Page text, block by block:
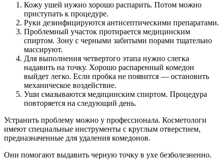
Кожу ушей нужно хорошо распарить. Потом можно
приступать к процедуре.
Руки дезинфицируются антисептическими препаратами.
Проблемный участок протирается медицинским
спиртом. Зону с черными забитыми порами тщательно
массируют.
Для выполнения четвертого этапа нужно слегка
надавить на точку. Хорошо распаренный комедон
выйдет легко. Если пробка не появится — остановить
механическое воздействие.
Уши смазываются медицинским спиртом. Процедура
повторяется на следующий день.
Устранить проблему можно у профессионала. Косметологи
имеют специальные инструменты с круглым отверстием,
предназначенные для удаления комедонов.
Они помогают выдавить черную точку в ухе безболезненно.